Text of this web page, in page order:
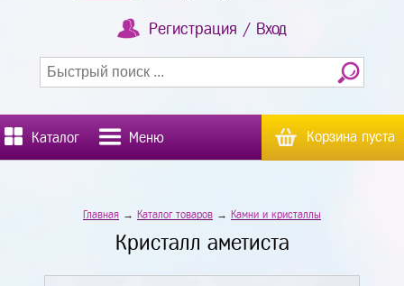
Регистрация / Вход
Каталог Меню Корзина пуста
Главная → Каталог товаров → Камни и кристаллы
Кристалл аметиста